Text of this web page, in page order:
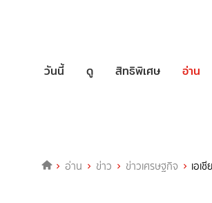
วันนี้ ดู สิทธิพิเศษ อ่าน
อ่าน ข่าว ข่าวเศรษฐกิจ เอเ